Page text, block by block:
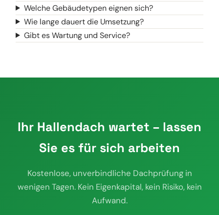
Welche Gebäudetypen eignen sich?
Wie lange dauert die Umsetzung?
Gibt es Wartung und Service?
Ihr Hallendach wartet – lassen
Sie es für sich arbeiten
Kostenlose, unverbindliche Dachprüfung in
wenigen Tagen. Kein Eigenkapital, kein Risiko, kein
Aufwand.